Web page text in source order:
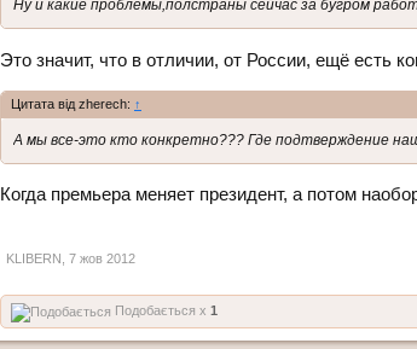
Ну и какие проблемы,полстраны сейчас за бугром
Это значит, что в отличии, от России, ещё есть
Цитата від zherech: ↑
А мы все-это кто конкретно??? Где подтверждение
Когда премьера меняет президент, а потом
KLIBERN 7 жов 2012
Подобається x 1